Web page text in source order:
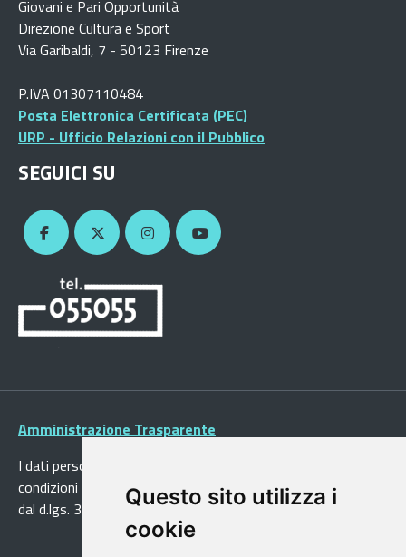
Questo sito utilizza i
cookie
Giovani e Pari Opportunità
Direzione Cultura e Sport
Via Garibaldi, 7 - 50123 Firenze
P.IVA 01307110484
Posta Elettronica Certificata (PEC)
URP - Ufficio Relazioni con il Pubblico
SEGUICI SU
Amministrazione Trasparente
I dati personali pubblicati sono riutilizzabili solo alle
condizioni previste dalla direttiva comunitaria 2003/98/CE e
dal d.lgs. 36/2006